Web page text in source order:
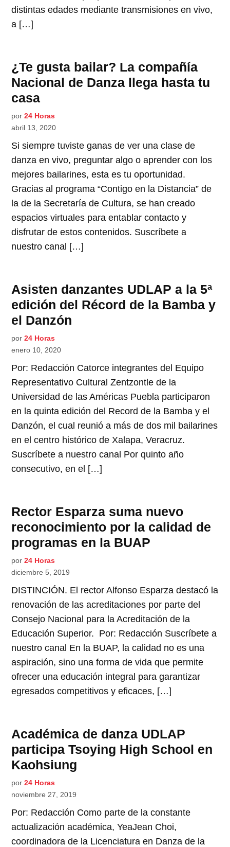
distintas edades mediante transmisiones en vivo,
a […]
¿Te gusta bailar? La compañía
Nacional de Danza llega hasta tu
casa
por 24 Horas
abril 13, 2020
Si siempre tuviste ganas de ver una clase de
danza en vivo, preguntar algo o aprender con los
mejores bailarines, esta es tu oportunidad.
Gracias al programa “Contigo en la Distancia” de
la de la Secretaría de Cultura, se han creado
espacios virtuales para entablar contacto y
disfrutar de estos contenidos. Suscríbete a
nuestro canal […]
Asisten danzantes UDLAP a la 5ª
edición del Récord de la Bamba y
el Danzón
por 24 Horas
enero 10, 2020
Por: Redacción Catorce integrantes del Equipo
Representativo Cultural Zentzontle de la
Universidad de las Américas Puebla participaron
en la quinta edición del Record de la Bamba y el
Danzón, el cual reunió a más de dos mil bailarines
en el centro histórico de Xalapa, Veracruz.
Suscríbete a nuestro canal Por quinto año
consecutivo, en el […]
Rector Esparza suma nuevo
reconocimiento por la calidad de
programas en la BUAP
por 24 Horas
diciembre 5, 2019
DISTINCIÓN. El rector Alfonso Esparza destacó la
renovación de las acreditaciones por parte del
Consejo Nacional para la Acreditación de la
Educación Superior. Por: Redacción Suscríbete a
nuestro canal En la BUAP, la calidad no es una
aspiración, sino una forma de vida que permite
ofrecer una educación integral para garantizar
egresados competitivos y eficaces, […]
Académica de danza UDLAP
participa Tsoying High School en
Kaohsiung
por 24 Horas
noviembre 27, 2019
Por: Redacción Como parte de la constante
actualización académica, YeaJean Choi,
coordinadora de la Licenciatura en Danza de la